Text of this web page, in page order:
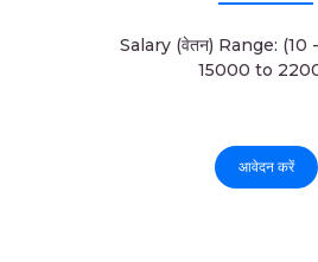
Salary (वेतन) Range: (10
15000 to
आवेदन करें